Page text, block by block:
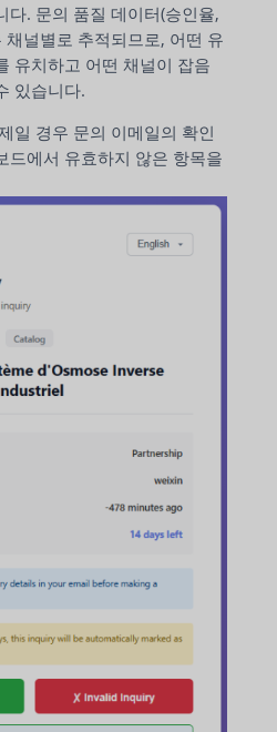
다. 문의 품질 데이터(승인율,
널별로 추적되므로, 어떤 유
유치하고 어떤 채널이 잡음
있습니다.
일 경우 문의 이메일의 확인
드에서 유효하지 않은 항목을